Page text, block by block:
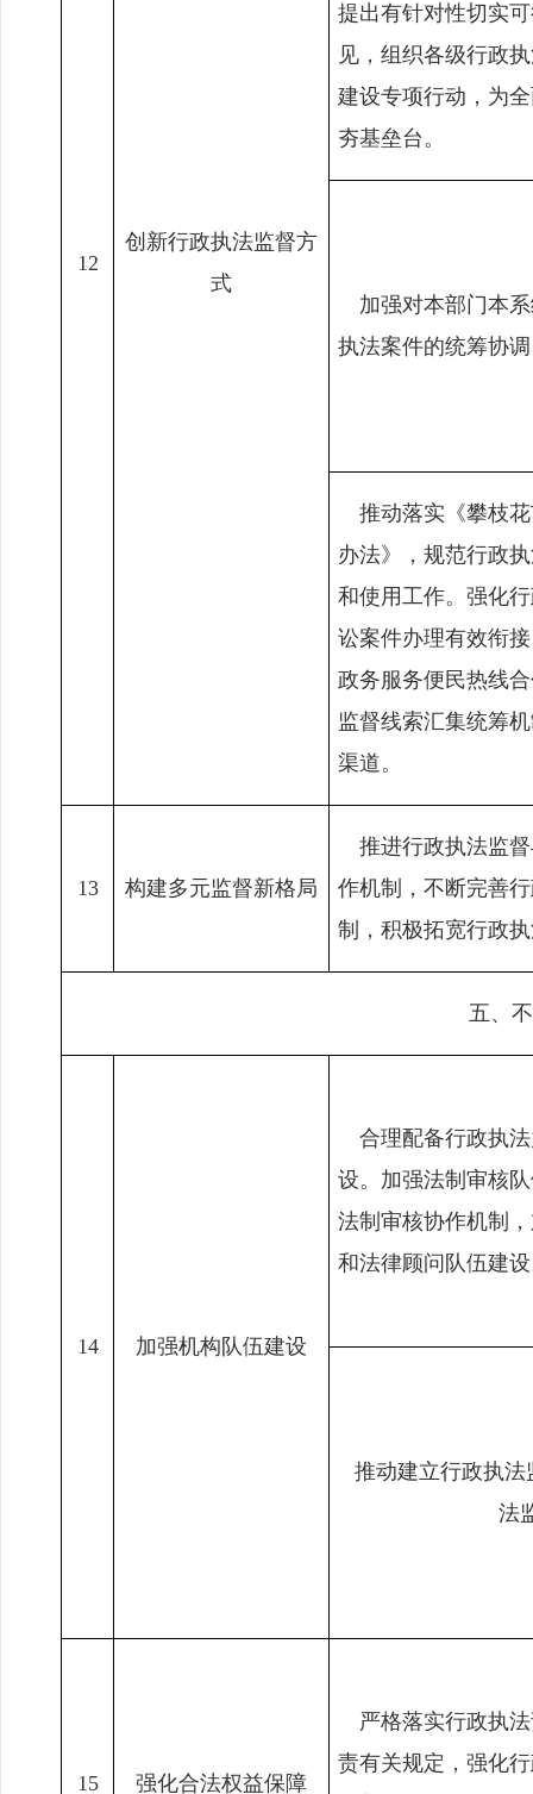
12
创新行政执法监督方
式
提出有针对性切实
见，组织各级行政
建设专项行动，为
夯基垒台。
加强对本部门本
执法案件的统筹协
推动落实《攀枝
办法》，规范行政
和使用工作。强化
讼案件办理有效衔
政务服务便民热线
监督线索汇集统筹
渠道。
13 构建多元监督新格局
推进行政执法监
作机制，不断完善
制，积极拓宽行政
五、
14 加强机构队伍建设
合理配备行政执
设。加强法制审核
法制审核协作机制
和法律顾问队伍建
推动建立行政执
法
15 强化合法权益保障
严格落实行政执
责有关规定，强化